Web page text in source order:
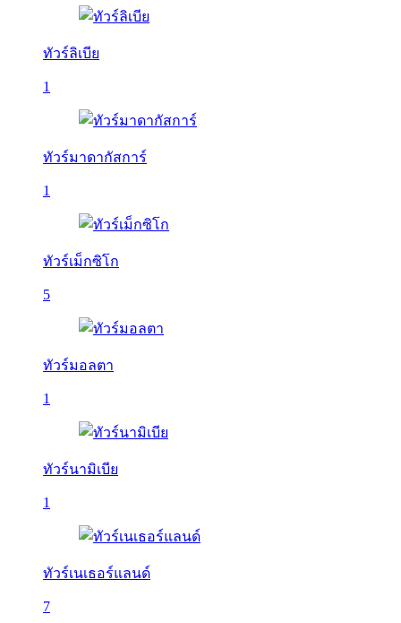
ทัวร์ลิเบีย
1
ทัวร์มาดากัสการ์
1
ทัวร์เม็กซิโก
5
ทัวร์มอลตา
1
ทัวร์นามิเบีย
1
ทัวร์เนเธอร์แลนด์
7